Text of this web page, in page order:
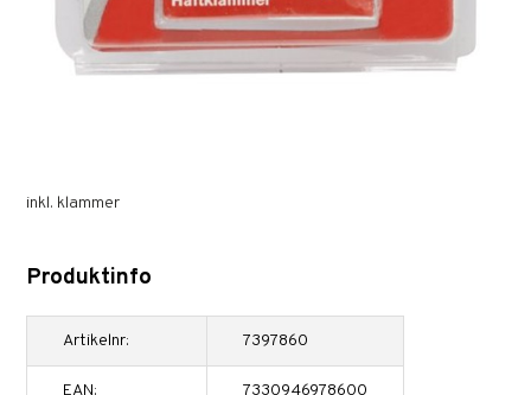
inkl. klammer
Produktinfo
Artikelnr: 7397860
EAN: 7330946978600